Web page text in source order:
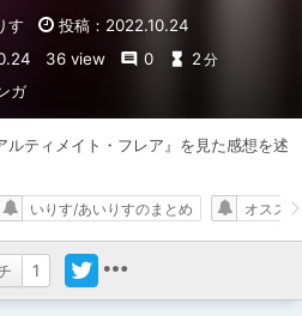
す
投稿：2022.10.24
36 view 0 2 分
ガ
ティメイト・フレア』を見た感想を述
1
いりす/あいりすのまとめ オスス